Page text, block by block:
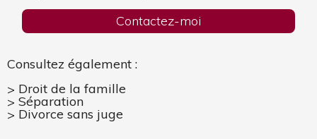
Contactez-moi
Consultez également :
Droit de la famille
Séparation
Divorce sans juge